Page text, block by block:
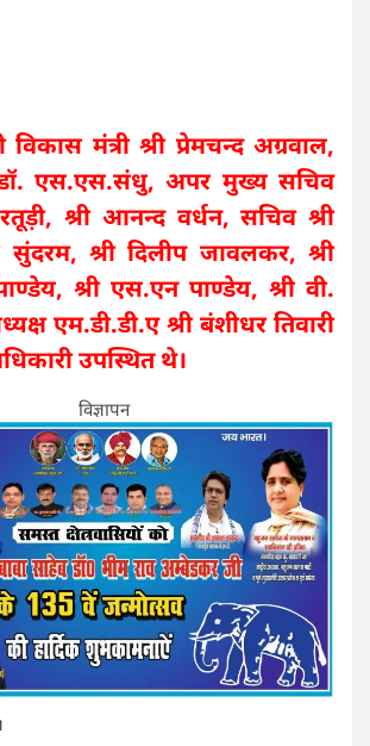
मंत्री श्री प्रेमचन्द अग्रवाल,
एस.एस.संधु, अपर मुख्य सचिव
रतूड़ी, श्री आनन्द वर्धन, सचिव श्री
सुंदरम, श्री दिलीप जावलकर, श्री
श्री एस.एन पाण्डेय, श्री वी.
एम.डी.डी.ए श्री बंशीधर तिवारी
उपस्थित थे।
विज्ञापन